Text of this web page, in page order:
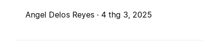
Angel Delos Reyes · 4 thg 3, 2025